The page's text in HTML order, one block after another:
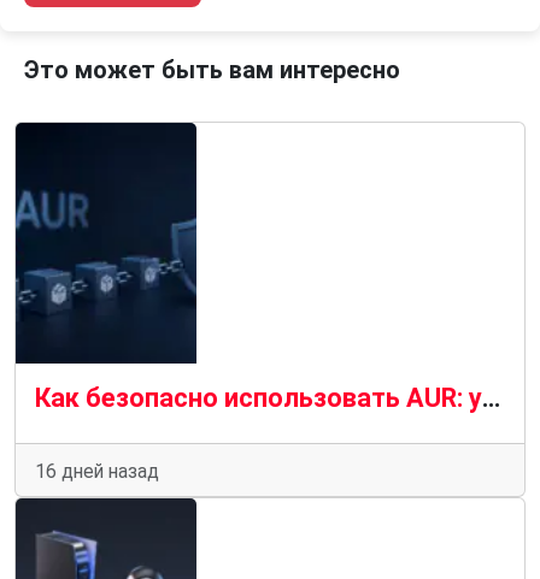
Это может быть вам интересно
Как безопасно использовать AUR: уроки атаки вредоносного ПО на AUR в июне 2026 года
16 дней назад